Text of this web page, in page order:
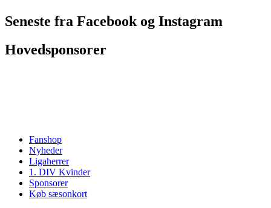
Seneste fra Facebook og Instagram
Hovedsponsorer
Fanshop
Nyheder
Ligaherrer
1. DIV Kvinder
Sponsorer
Køb sæsonkort